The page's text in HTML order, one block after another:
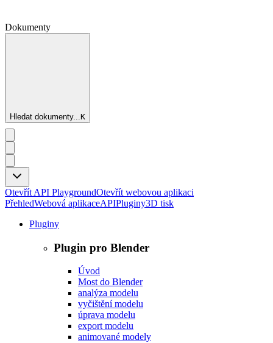
Dokumenty
Hledat dokumenty...K
Otevřít API PlaygroundOtevřít webovou aplikaci
PřehledWebová aplikaceAPIPluginy3D tisk
Pluginy
Plugin pro Blender
Úvod
Most do Blender
analýza modelu
vyčištění modelu
úprava modelu
export modelu
animované modely